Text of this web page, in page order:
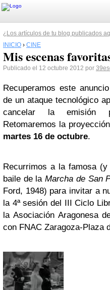
¿Los artículos de tu blog publicados
INICIO › CINE
Mis escenas
Publicado el 12 octubre 2012 por
Recuperamos este
de un ataque tecnológico
cancelar la emisión
Retomaremos la
martes 16 de octubre.
Recurrimos a la famosa
baile de laMarcha de San
Ford, 1948) para invitar a
la 4ª sesión del III Ciclo
la Asociación Aragonesa
con FNAC Zaragoza-Plaza